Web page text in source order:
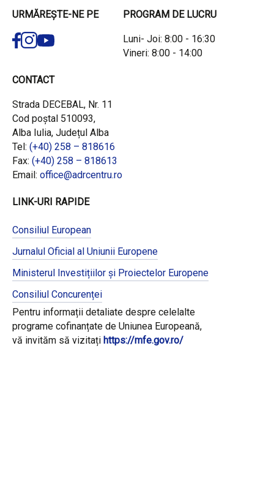
URMĂREȘTE-NE PE PROGRAM DE LUCRU
Luni- Joi: 8:00 - 16:30
Vineri: 8:00 - 14:00
CONTACT
Strada DECEBAL, Nr. 11
Cod poștal 510093,
Alba Iulia, Județul Alba
Tel: (+40) 258 – 818616
Fax: (+40) 258 – 818613
Email: office@adrcentru.ro
LINK-URI RAPIDE
Consiliul European
Jurnalul Oficial al Uniunii Europene
Ministerul Investițiilor și Proiectelor Europene
Consiliul Concurenței
Pentru informații detaliate despre celelalte
programe cofinanțate de Uniunea Europeană,
vă invităm să vizitați https://mfe.gov.ro/